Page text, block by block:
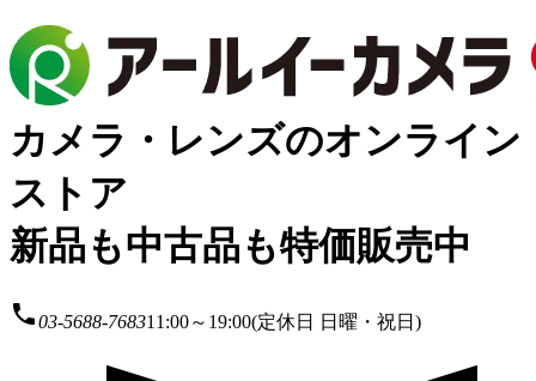
カメラ・レンズのオンライン
ストア
新品も中古品も特価販売中
local_phone03-5688-768311:00～19:00(定休日 日曜・祝日)